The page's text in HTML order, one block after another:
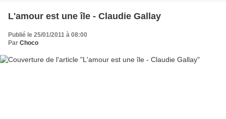
L'amour est une île - Claudie Gallay
Publié le 25/01/2011 à 08:00
Par Choco